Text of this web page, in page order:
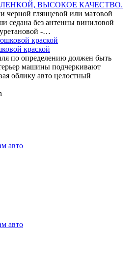
ВЫСОКОЕ КАЧЕСТВО.
глянцевой или матовой
седана без антенны виниловой
-…
краской
по определению должен быть
машины подчеркивают
облику авто целостный
авто
авто